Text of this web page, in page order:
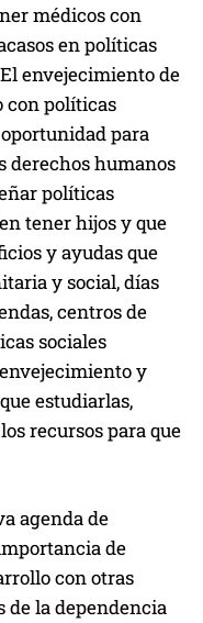
médicos con
en políticas
envejecimiento de
con políticas
para
derechos humanos
políticas
tener hijos y que
y ayudas que
y social, días
centros de
sociales
y
estudiarlas,
recursos para que
agenda de
de
con otras
de la dependencia